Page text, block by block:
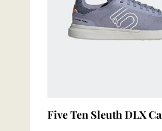
Five Ten Sleuth DLX